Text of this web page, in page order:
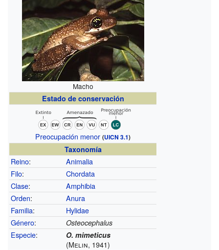
Macho
Estado de conservación
Preocupación menor (UICN 3.1)
Taxonomía
Reino:
Animalia
Filo:
Chordata
Clase:
Amphibia
Orden:
Anura
Familia:
Hylidae
Género: Osteocephalus
Especie: O. mimeticus
(Melin, 1941)